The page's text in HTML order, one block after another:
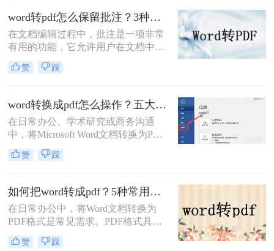
Word转换为PDF的方法。
word转pdf怎么保留批注？3种方法帮你轻松转换！
在文档编辑过程中，批注是一项非常
有用的功能，它允许用户在文档中直
接添加注释、提醒或反馈。然而，当
将Word文档转换为PDF格式时，很多
一个令人头疼的问题，因为批注往往
承载着重要的信息。那么，word转pdf
怎么保留批注呢？本文将为您提供解
决方案。
赞 踩
word转换成pdf怎么操作？五大方法详解！
在日常办公、学术研究或商务沟通
中，将Microsoft Word文档转换为PDF
格式已成为一项不可或缺的技能。
PDF（Portable Document Format）以
以及安全性，成为文件分发和归档的
首选格式。无论是提交简历、发布报
告还是共享论文，一个高质量的PDF
文件能确保在任何设备上呈现的效果
都与您的初衷一致。尽管Word转PDF
赞 踩
如何把word转成pdf？5种常用的转换方法详解！
在日常办公中，将Word文档转换为
PDF格式是常见需求。PDF格式具有
跨平台兼容性强、格式固定、不易被
篡改等优势，尤其适合用于正式文件
赞 踩